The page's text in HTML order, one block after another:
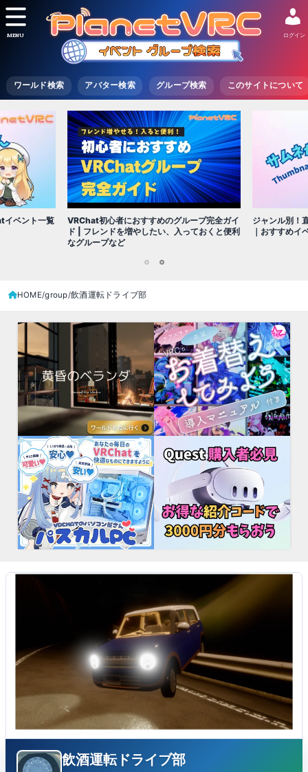
ワールド検索 アバター検索 グループ検索 このサイトについて
ログイン
MENU
イベント一覧
VRChat初心者におすすめのグループ完全ガイ
ド | フレンドを増やしたい、入っておくと便利
なグループなど
ジャンル別！
｜おすすめイ
HOME group 飲酒運転ドライブ部
飲酒運転ドライブ部